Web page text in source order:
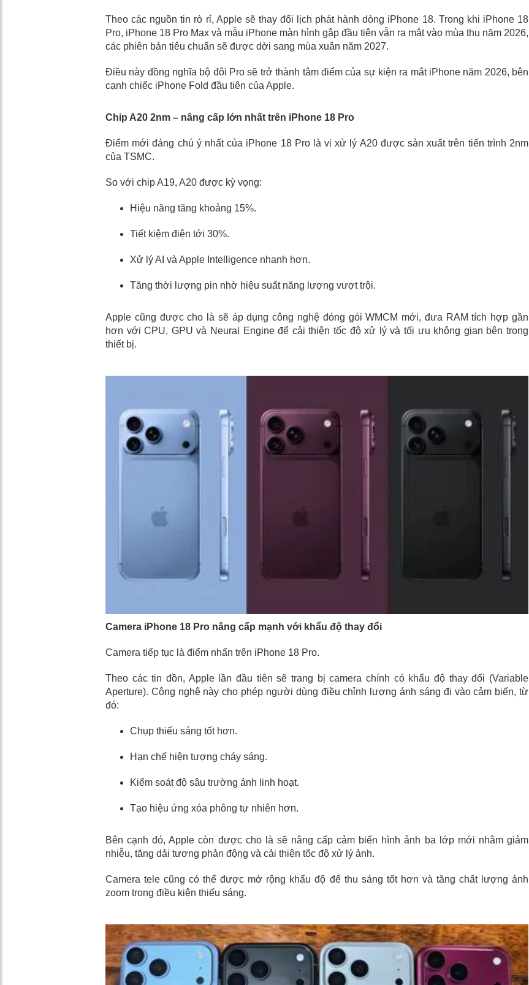
Theo các nguồn tin rò rỉ, Apple sẽ thay đổi lịch phát hành dòng iPhone 18. Trong khi iPhone 18
Pro, iPhone 18 Pro Max và mẫu iPhone màn hình gập đầu tiên vẫn ra mắt vào mùa thu năm 2026,
các phiên bản tiêu chuẩn sẽ được dời sang mùa xuân năm 2027.
Điều này đồng nghĩa bộ đôi Pro sẽ trở thành tâm điểm của sự kiện ra mắt iPhone năm 2026, bên
cạnh chiếc iPhone Fold đầu tiên của Apple.
Chip A20 2nm – nâng cấp lớn nhất trên iPhone 18 Pro
Điểm mới đáng chú ý nhất của iPhone 18 Pro là vi xử lý A20 được sản xuất trên tiến trình 2nm
của TSMC.
So với chip A19, A20 được kỳ vọng:
Hiệu năng tăng khoảng 15%.
Tiết kiệm điện tới 30%.
Xử lý AI và Apple Intelligence nhanh hơn.
Tăng thời lượng pin nhờ hiệu suất năng lượng vượt trội.
Apple cũng được cho là sẽ áp dụng công nghệ đóng gói WMCM mới, đưa RAM tích hợp gần
hơn với CPU, GPU và Neural Engine để cải thiện tốc độ xử lý và tối ưu không gian bên trong
thiết bị.
Camera iPhone 18 Pro nâng cấp mạnh với khẩu độ thay đổi
Camera tiếp tục là điểm nhấn trên iPhone 18 Pro.
Theo các tin đồn, Apple lần đầu tiên sẽ trang bị camera chính có khẩu độ thay đổi (Variable
Aperture). Công nghệ này cho phép người dùng điều chỉnh lượng ánh sáng đi vào cảm biến, từ
đó:
Chụp thiếu sáng tốt hơn.
Hạn chế hiện tượng cháy sáng.
Kiểm soát độ sâu trường ảnh linh hoạt.
Tạo hiệu ứng xóa phông tự nhiên hơn.
Bên cạnh đó, Apple còn được cho là sẽ nâng cấp cảm biến hình ảnh ba lớp mới nhằm giảm
nhiễu, tăng dải tương phản động và cải thiện tốc độ xử lý ảnh.
Camera tele cũng có thể được mở rộng khẩu độ để thu sáng tốt hơn và tăng chất lượng ảnh
zoom trong điều kiện thiếu sáng.